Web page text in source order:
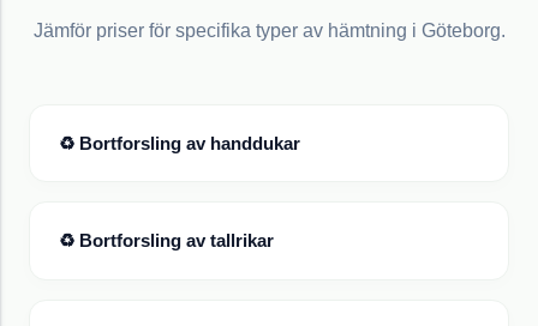
Jämför priser för specifika typer av hämtning i Göteborg.
♻ Bortforsling av handdukar
♻ Bortforsling avtallrikar